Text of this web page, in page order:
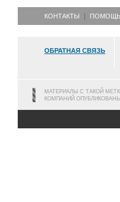
КОНТАКТЫ ПОМОЩЬ
ОБРАТНАЯ СВЯЗЬ
МАТЕРИАЛЫ С ТАКОЙ
КОМПАНИЙ